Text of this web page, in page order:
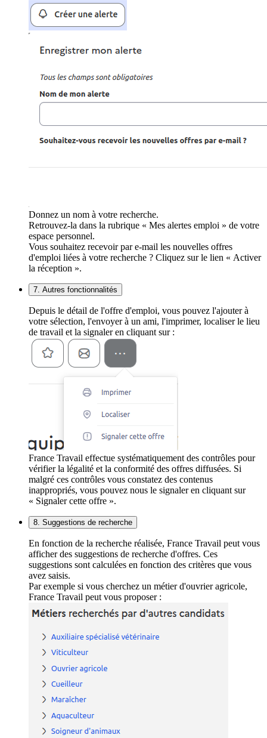
Donnez un nom à votre recherche.
Retrouvez-la dans la rubrique « Mes alertes emploi » de votre
espace personnel.
Vous souhaitez recevoir par e-mail les nouvelles offres
d'emploi liées à votre recherche ? Cliquez sur le lien « Activer
la réception ».
7. Autres fonctionnalités
Depuis le détail de l'offre d'emploi, vous pouvez l'ajouter à
votre sélection, l'envoyer à un ami, l'imprimer, localiser le lieu
de travail et la signaler en cliquant sur :
France Travail effectue systématiquement des contrôles pour
vérifier la légalité et la conformité des offres diffusées. Si
malgré ces contrôles vous constatez des contenus
inappropriés, vous pouvez nous le signaler en cliquant sur
« Signaler cette offre ».
8. Suggestions de recherche
En fonction de la recherche réalisée, France Travail peut vous
afficher des suggestions de recherche d'offres. Ces
suggestions sont calculées en fonction des critères que vous
avez saisis.
Par exemple si vous cherchez un métier d'ouvrier agricole,
France Travail peut vous proposer :